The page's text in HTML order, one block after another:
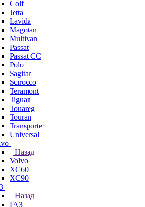
Golf
Jetta
Lavida
Magotan
Multivan
Passat
Passat CC
Polo
Sagitar
Scirocco
Teramont
Tiguan
Touareg
Touran
Transporter
Universal
Назад
Volvo
XC60
XC90
Назад
ГАЗ